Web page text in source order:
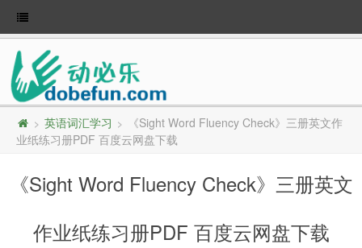
> 英语词汇学习 >
《Sight Word Fluency Check》三册英文作
业纸练习册PDF 百度云网盘下载
《Sight Word Fluency Check》三册英文
作业纸练习册PDF 百度云网盘下载